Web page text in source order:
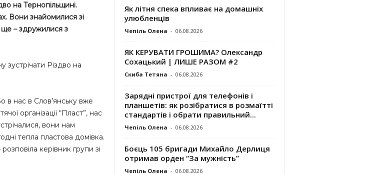
на Тернопільщині.
Вони знайомилися зі
ще – здружилися з
зустрічати Різдво на
в нас в Слов’янську вже
організації “Пласт”, нас
вони нам
тепла пластова домівка.
керівник групи зі
Як літня спека впливає на домашніх
улюбленців
Чепіль Олена - 06.08.2026
ЯК КЕРУВАТИ ГРОШИМА? Олександр
Сохацький | ЛИШЕ РАЗОМ #2
Скиба Тетяна - 06.08.2026
Зарядні пристрої для телефонів і
планшетів: як розібратися в розмаїтті
стандартів і обрати правильний...
Чепіль Олена - 06.08.2026
Боєць 105 бригади Михайло Дерлиця
отримав орден “За мужність”
Чепіль Олена - 06.08.2026